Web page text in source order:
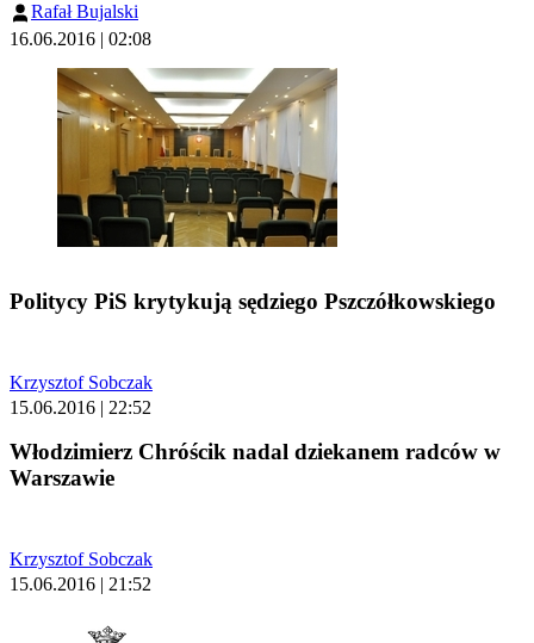
Rafał Bujalski
16.06.2016 | 02:08
Politycy PiS krytykują sędziego Pszczółkowskiego
Krzysztof Sobczak
15.06.2016 | 22:52
Włodzimierz Chróścik nadal dziekanem radców w
Warszawie
Krzysztof Sobczak
15.06.2016 | 21:52